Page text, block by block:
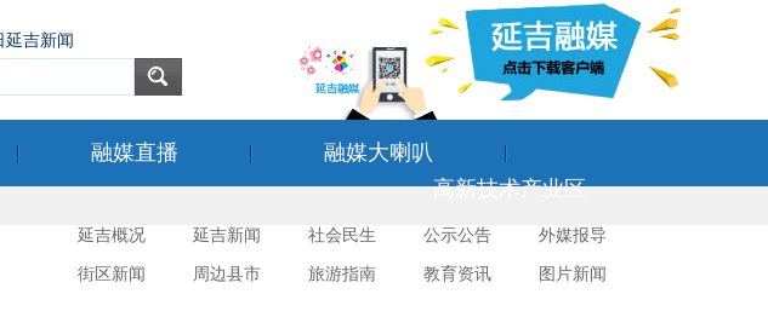
吉新闻
融媒直播
融媒大喇叭
高新技术产业区
延吉概况 延吉新闻 社会民生 公示公告 外媒报导
街区新闻 周边县市 旅游指南 教育资讯 图片新闻